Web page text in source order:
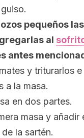
pequeños
al
antes
y triturarlos e
a la masa.
en dos partes.
masa y añadir
la sartén.